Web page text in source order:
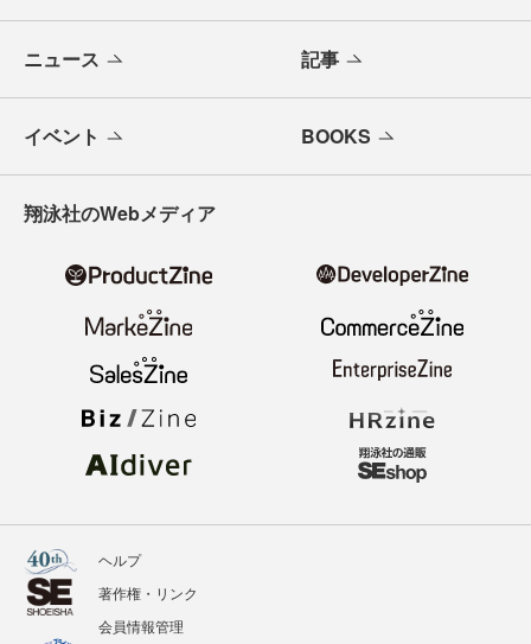
ニュース 記事
イベント BOOKS
翔泳社のWebメディア
ヘルプ
著作権・リンク
会員情報管理